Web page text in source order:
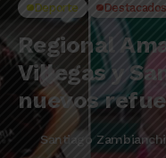
Deporte Destacados
Regional
Villegas y
nuevos
Santiago Zambianchi